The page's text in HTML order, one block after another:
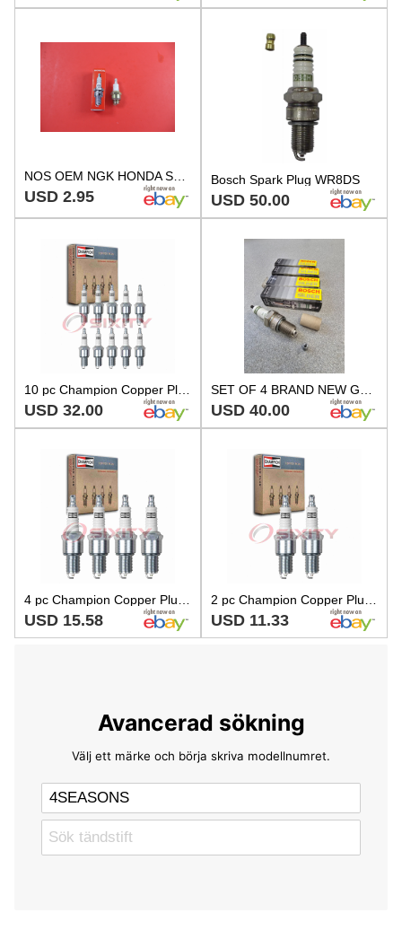
NOS OEM NGK HONDA SPARK PLUG BM4A #98073-5470
USD 2.95
Bosch Spark Plug WR8DS
USD 50.00
10 pc Champion Copper Plus 322 Spark Plugs for WR9DCY WR8DS WR8DCX WR10LCV ln
USD 32.00 USD 40.00
USD 15.58 USD 11.33
Avancerad sökning
Välj ett märke och börja skriva modellnumret.